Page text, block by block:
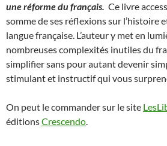
une réforme du français. Ce livre
somme de ses réflexions sur l’histoire
langue française. L’auteur y met en
nombreuses complexités inutiles du
simplifier sans pour autant devenir
stimulant et instructif qui vous
On peut le commander sur le site
éditionsCrescendo.